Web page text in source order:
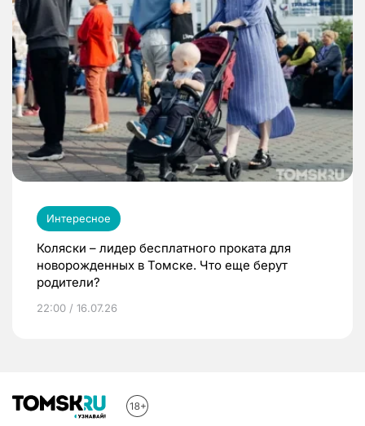
Интересное
Коляски – лидер бесплатного проката для
новорожденных в Томске. Что еще берут
родители?
22:00 / 16.07.26